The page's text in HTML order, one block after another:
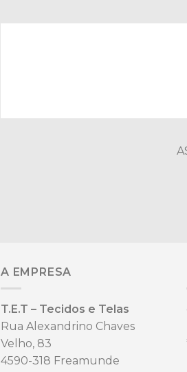
A EMPRESA
T.E.T – Tecidos e Telas
Rua Alexandrino Chaves
Velho, 83
4590-318 Freamunde